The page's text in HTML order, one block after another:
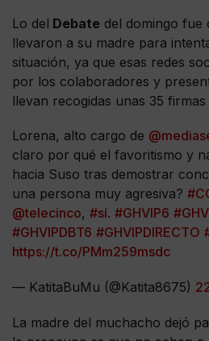
Lo del Debate del domingo fue
llevaron a su madre para
situación, ya que esas redes
por los colaboradores y
llevan recogidas unas 35
Lorena, alto cargo de
claro por qué el favoritismo y
hacia Suso tras demostrar
una persona muy agresiva?
@telecinco, #sí. #GHVIP6
#GHVIPDBT6 #GHVIPDIRECTO
https://t.co/PMm259msdc
— KatitaBuMu (@Katita8675)
La madre del muchacho dejó